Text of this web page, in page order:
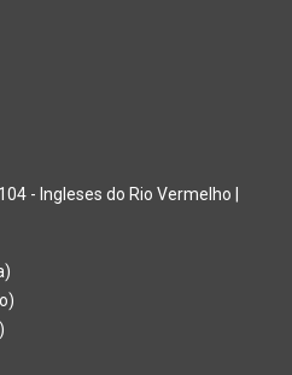
- Ingleses do Rio Vermelho |